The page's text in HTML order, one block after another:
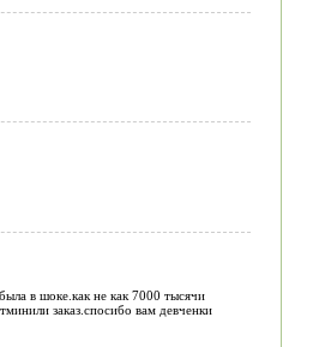
в шоке.как не как 7000 тысячи
заказ.спосибо вам девченки